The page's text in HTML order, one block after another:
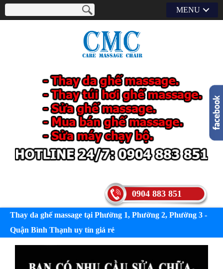
MENU
0904 883 851
Thay da ghế massage tại Phường 1, Phường 2, Phường 3 -
Quận Bình Thạnh uy tín giá rẻ